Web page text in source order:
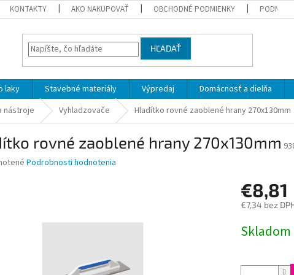
KONTAKTY AKO NAKUPOVAŤ OBCHODNÉ PODMIENKY
HĽADAŤ
laky Stavebné materiály Výpredaj Domácnosť a dielňa
nástroje Vyhladzovače Hladítko rovné zaoblené hrany 270x130mm
rovné zaoblené hrany 270x130mm
Podrobnosti hodnotenia
€8,81
€7,34 bez
cena:
Skladom